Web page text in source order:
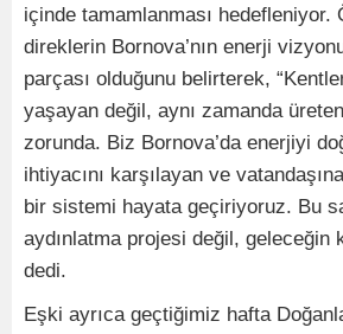
içinde tamamlanması
direklerin Bornova’nın enerji
parçası olduğunu belirterek,
yaşayan değil, aynı zamanda
zorunda. Biz Bornova’da enerjiyi
ihtiyacını karşılayan ve
bir sistemi hayata geçiriyoruz. Bu
aydınlatma projesi değil, geleceğin
dedi.
Eşki ayrıca geçtiğimiz hafta